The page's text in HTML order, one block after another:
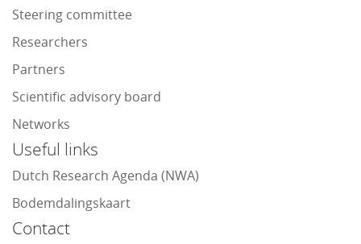
Steering committee
Researchers
Partners
Scientific advisory board
Networks
Useful links
Dutch Research Agenda (NWA)
Bodemdalingskaart
Contact